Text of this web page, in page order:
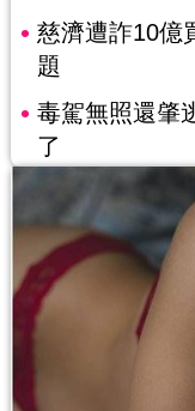
慈濟遭詐10億
題
毒駕無照還肇
了